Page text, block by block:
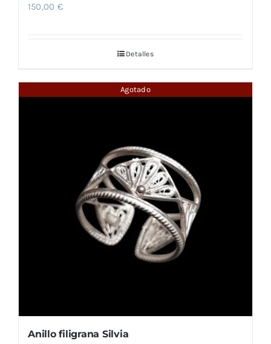
150,00 €
Detalles
Agotado
Anillo filigrana Silvia